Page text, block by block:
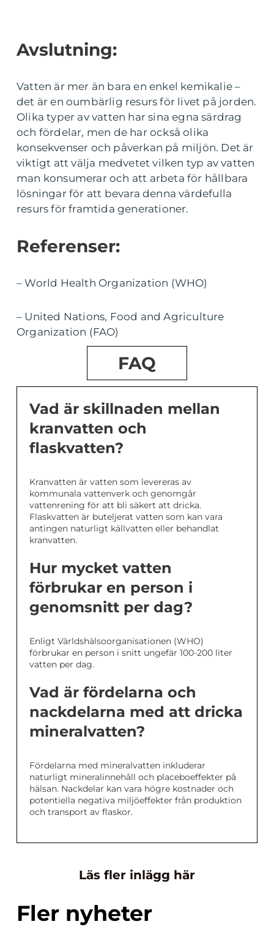
Avslutning:
Vatten är mer än bara en enkel kemikalie –
det är en oumbärlig resurs för livet på jorden.
Olika typer av vatten har sina egna särdrag
och fördelar, men de har också olika
konsekvenser och påverkan på miljön. Det är
viktigt att välja medvetet vilken typ av vatten
man konsumerar och att arbeta för hållbara
lösningar för att bevara denna värdefulla
resurs för framtida generationer.
Referenser:
– World Health Organization (WHO)
– United Nations, Food and Agriculture
Organization (FAO)
FAQ
Vad är skillnaden mellan
kranvatten och
flaskvatten?
Kranvatten är vatten som levereras av
kommunala vattenverk och genomgår
vattenrening för att bli säkert att dricka.
Flaskvatten är buteljerat vatten som kan vara
antingen naturligt källvatten eller behandlat
kranvatten.
Hur mycket vatten
förbrukar en person i
genomsnitt per dag?
Enligt Världshälsoorganisationen (WHO)
förbrukar en person i snitt ungefär 100-200 liter
vatten per dag.
Vad är fördelarna och
nackdelarna med att dricka
mineralvatten?
Fördelarna med mineralvatten inkluderar
naturligt mineralinnehåll och placeboeffekter på
hälsan. Nackdelar kan vara högre kostnader och
potentiella negativa miljöeffekter från produktion
och transport av flaskor.
Läs fler inlägg här
Fler nyheter